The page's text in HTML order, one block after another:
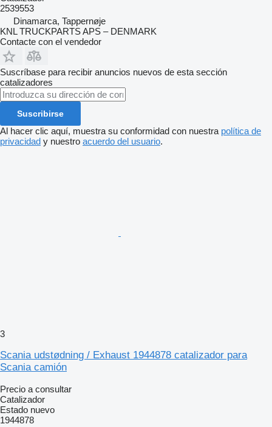
2539553
Dinamarca, Tappernøje
KNL TRUCKPARTS APS – DENMARK
Contacte con el vendedor
Suscríbase para recibir anuncios nuevos de esta sección
catalizadores
Suscribirse
Al hacer clic aquí, muestra su conformidad con nuestra política de
privacidad y nuestro acuerdo del usuario.
3
Scania udstødning / Exhaust 1944878 catalizador para
Scania camión
Precio a consultar
Catalizador
Estado nuevo
1944878